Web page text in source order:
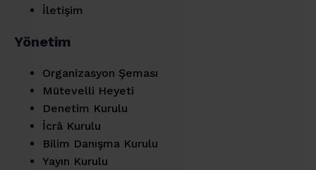
İletişim
Yönetim
Organizasyon Şeması
Mütevelli Heyeti
Denetim Kurulu
İcrâ Kurulu
Bilim Danışma Kurulu
Yayın Kurulu